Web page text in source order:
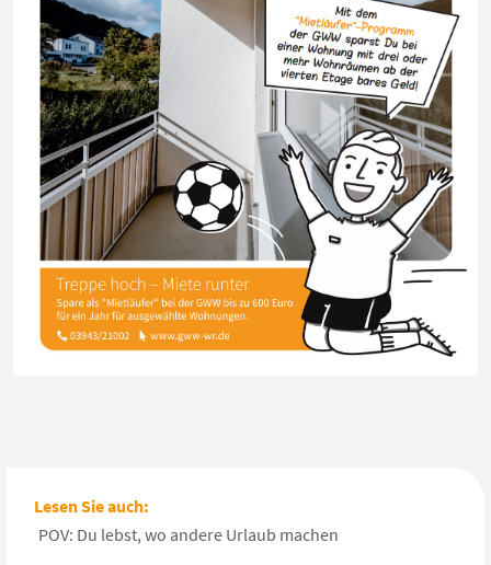
Lesen Sie auch:
POV: Du lebst, wo andere Urlaub machen